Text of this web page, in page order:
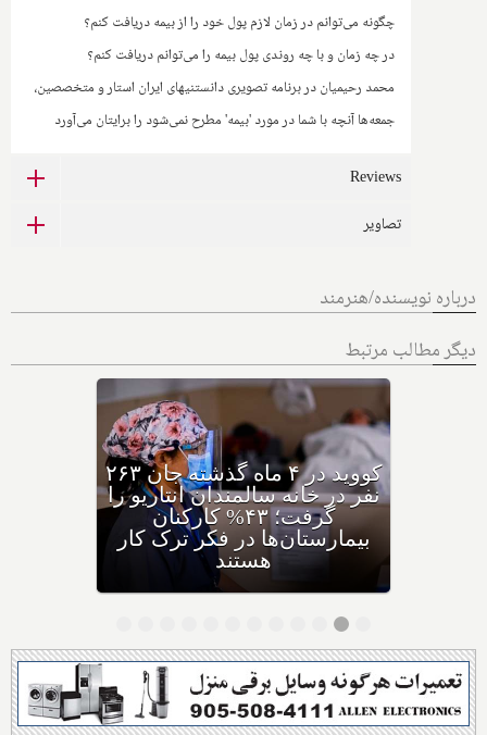
چگونه می‌توانم در زمان لازم پول خود را از بیمه دریافت کنم؟
در چه زمان و با چه روندی پول بیمه را می‌توانم دریافت کنم؟
محمد رحیمیان در برنامه تصویری دانستنیهای ایران استار و متخصصین،
جمعه‌ها آنچه با شما در مورد 'بیمه' مطرح نمی‌شود را برایتان می‌آورد
Reviews
تصاویر
درباره نویسنده/هنرمند
دیگر مطالب مرتبط
کووید در ۴ ماه گذشته جان ۲۶۳
نفر در خانه سالمندان انتاریو را
گرفت؛ ۴۳% کارکنان
بیمارستان‌ها در فکر ترک کار
هستند